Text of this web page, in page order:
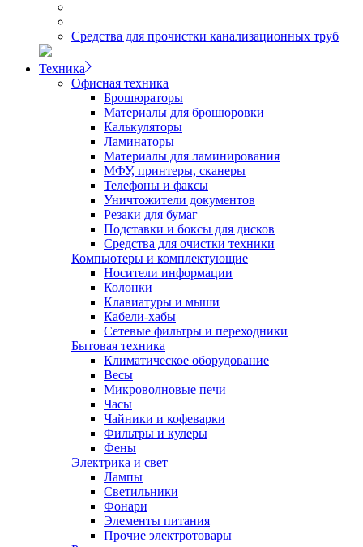
Средства для прочистки канализационных труб
Техника
Офисная техника
Брошюраторы
Материалы для брошюровки
Калькуляторы
Ламинаторы
Материалы для ламинирования
МФУ, принтеры, сканеры
Телефоны и факсы
Уничтожители документов
Резаки для бумаг
Подставки и боксы для дисков
Средства для очистки техники
Компьютеры и комплектующие
Носители информации
Колонки
Клавиатуры и мыши
Кабели-хабы
Сетевые фильтры и переходники
Бытовая техника
Климатическое оборудование
Весы
Микроволновые печи
Часы
Чайники и кофеварки
Фильтры и кулеры
Фены
Электрика и свет
Лампы
Светильники
Фонари
Элементы питания
Прочие электротовары